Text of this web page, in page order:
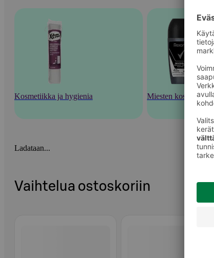
Kosmetiikka ja hygienia Miesten kosmetiikka
Ladataan...
Vaihtelua ostoskoriin